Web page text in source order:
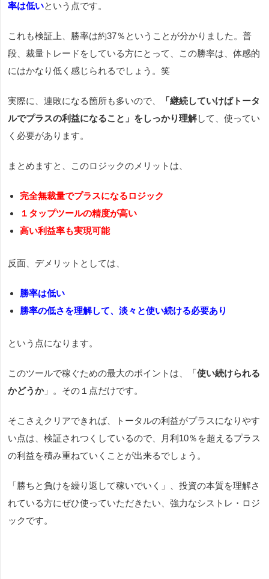
率は低いという点です。
これも検証上、勝率は約37％ということが分かりました。普
段、裁量トレードをしている方にとって、この勝率は、体感的
にはかなり低く感じられるでしょう。笑
実際に、連敗になる箇所も多いので、
「継続していけばトータ
ルでプラスの利益になること」をしっかり理解して、使ってい
く必要があります。
まとめますと、このロジックのメリットは、
完全無裁量でプラスになるロジック
１タップツールの精度が高い
高い利益率も実現可能
反面、デメリットとしては、
勝率は低い
勝率の低さを理解して、淡々と使い続ける必要あり
という点になります。
このツールで稼ぐための最大のポイントは、「使い続けられる
かどうか」。その１点だけです。
そこさえクリアできれば、トータルの利益がプラスになりやす
い点は、検証されつくしているので、月利10％を超えるプラス
の利益を積み重ねていくことが出来るでしょう。
「勝ちと負けを繰り返して稼いでいく」、投資の本質を理解さ
れている方にぜひ使っていただきたい、強力なシストレ・ロジ
ックです。